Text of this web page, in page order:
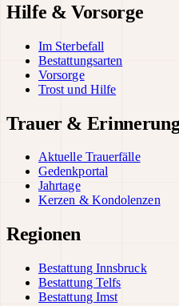
Hilfe & Vorsorge
Im Sterbefall
Bestattungsarten
Vorsorge
Trost und Hilfe
Trauer &
Aktuelle Trauerfälle
Gedenkportal
Jahrtage
Kerzen & Kondolenzen
Regionen
Bestattung Innsbruck
Bestattung Telfs
Bestattung Imst